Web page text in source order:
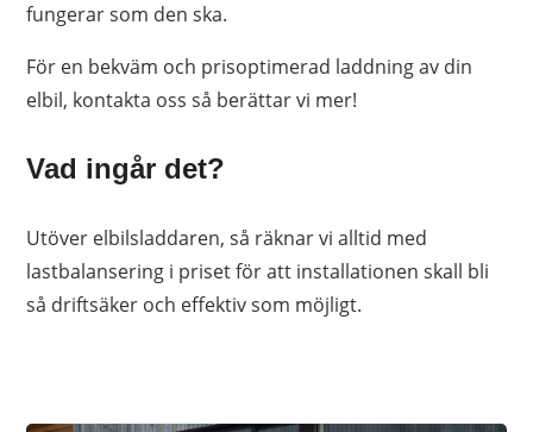
fungerar som den ska.
För en bekväm och prisoptimerad laddning av din
elbil, kontakta oss så berättar vi mer!
Vad ingår det?
Utöver elbilsladdaren, så räknar vi alltid med
lastbalansering i priset för att installationen skall bli
så driftsäker och effektiv som möjligt.